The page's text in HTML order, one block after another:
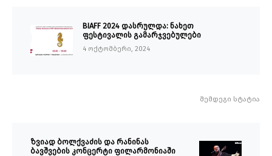
BIAFF 2024 დასრულდა: ნახეთ
ფესტივალის გამარჯვებულები
4 ოქტომბერი, 2024
შემდეგი სტატია
ზვიად ბოლქვაძის და რანინას
ბავშვების კონცერტი ფილარმონიაში